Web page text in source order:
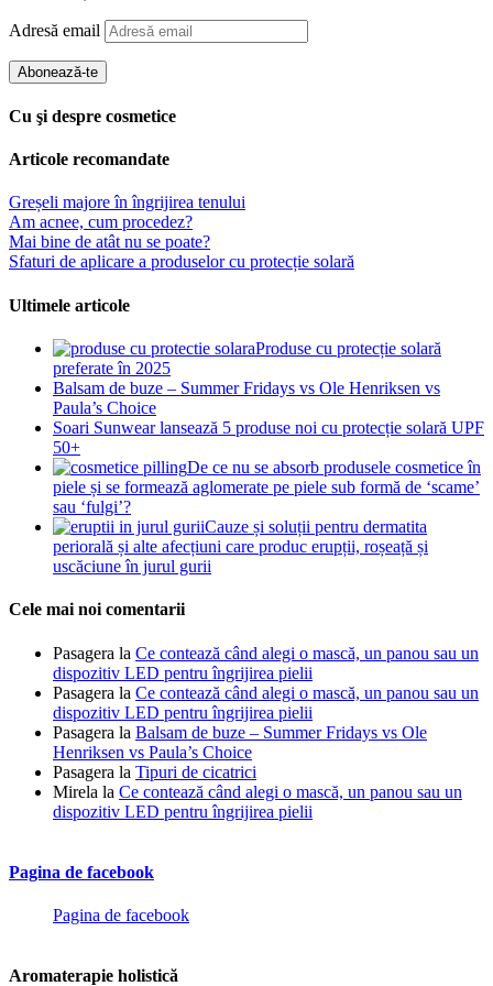
Adresă email
Abonează-te
Cu şi despre cosmetice
Articole recomandate
Greșeli majore în îngrijirea tenului
Am acnee, cum procedez?
Mai bine de atât nu se poate?
Sfaturi de aplicare a produselor cu protecție solară
Ultimele articole
Produse cu protecție solară
preferate în 2025
Balsam de buze – Summer Fridays vs Ole Henriksen vs
Paula’s Choice
Soari Sunwear lansează 5 produse noi cu protecție solară UPF
50+
De ce nu se absorb produsele cosmetice în
piele și se formează aglomerate pe piele sub formă de ‘scame’
sau ‘fulgi’?
Cauze și soluții pentru dermatita
periorală și alte afecțiuni care produc erupții, roșeață și
uscăciune în jurul gurii
Cele mai noi comentarii
Pasagera la Ce contează când alegi o mască, un panou sau un
dispozitiv LED pentru îngrijirea pielii
Pasagera la Ce contează când alegi o mască, un panou sau un
dispozitiv LED pentru îngrijirea pielii
Pasagera la Balsam de buze – Summer Fridays vs Ole
Henriksen vs Paula’s Choice
Pasagera la Tipuri de cicatrici
Mirela la Ce contează când alegi o mască, un panou sau un
dispozitiv LED pentru îngrijirea pielii
Pagina de facebook
Pagina de facebook
Aromaterapie holistică